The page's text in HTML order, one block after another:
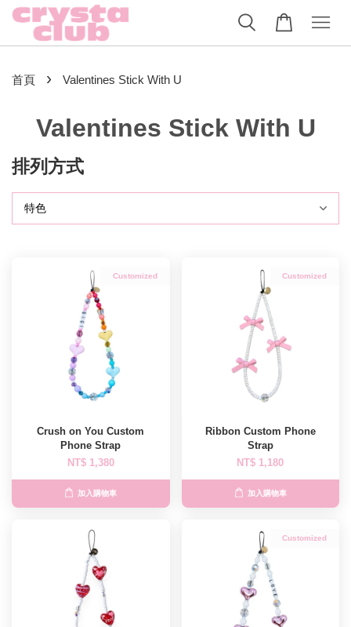
首頁 › Valentines Stick With U
Valentines Stick With U
排列方式
Customized
Crush on You Custom
Phone Strap
NT$ 1,380
加入購物車
Customized
Ribbon Custom Phone
Strap
NT$ 1,180
加入購物車
Customized